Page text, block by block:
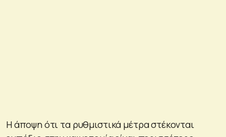
Η άποψη ότι τα ρυθμιστικά μέτρα στέκονται